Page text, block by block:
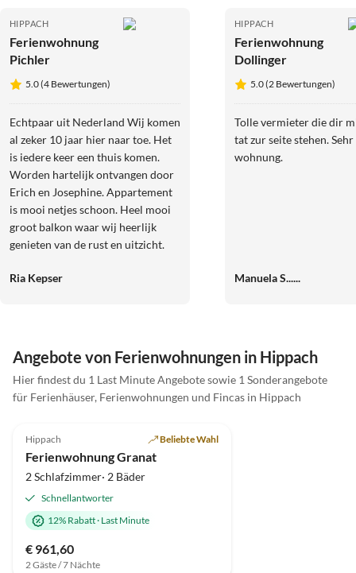
HIPPACH
Ferienwohnung
Pichler
5.0 (4 Bewertungen)
Echtpaar uit Nederland Wij komen
al zeker 10 jaar hier naar toe. Het
is iedere keer een thuis komen.
Worden hartelijk ontvangen door
Erich en Josephine. Appartement
is mooi netjes schoon. Heel mooi
groot balkon waar wij heerlijk
genieten van de rust en uitzicht.
komen. Zeker een aanrader
Ria Kepser
HIPPACH
Ferienwohnung
Dollinger
5.0 (2 Bewertungen)
Tolle vermieter die dir
tat zur seite stehen.
wohnung.
Manuela S......
Angebote von Ferienwohnungen in Hippach
Hier findest du 1 Last Minute Angebote sowie 1 Sonderangebote
für Ferienhäuser, Ferienwohnungen und Fincas in Hippach
Hippach Beliebte Wahl
Ferienwohnung Granat
2 Schlafzimmer· 2 Bäder
Schnellantworter
12% Rabatt· Last Minute
€ 961,60
2 Gäste / 7 Nächte